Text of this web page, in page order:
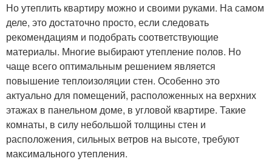
Но утеплить квартиру можно и своими руками. На самом
деле, это достаточно просто, если следовать
рекомендациям и подобрать соответствующие
материалы. Многие выбирают утепление полов. Но
чаще всего оптимальным решением является
повышение теплоизоляции стен. Особенно это
актуально для помещений, расположенных на верхних
этажах в панельном доме, в угловой квартире. Такие
комнаты, в силу небольшой толщины стен и
расположения, сильных ветров на высоте, требуют
максимального утепления.